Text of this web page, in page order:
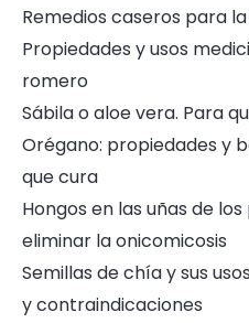
Remedios caseros para
Propiedades y usos
romero
Sábila o aloe vera. Para
Orégano: propiedades y
que cura
Hongos en las uñas de
eliminar la onicomicosis
Semillas de chía y sus
y contraindicaciones